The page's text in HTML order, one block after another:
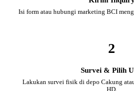
Isi form atau hubungi marketing BCI
2
Survei & Pilih
Lakukan survei fisik di depo Cakung
HD.